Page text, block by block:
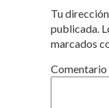
Tu
publicada.
marcados
Comentario